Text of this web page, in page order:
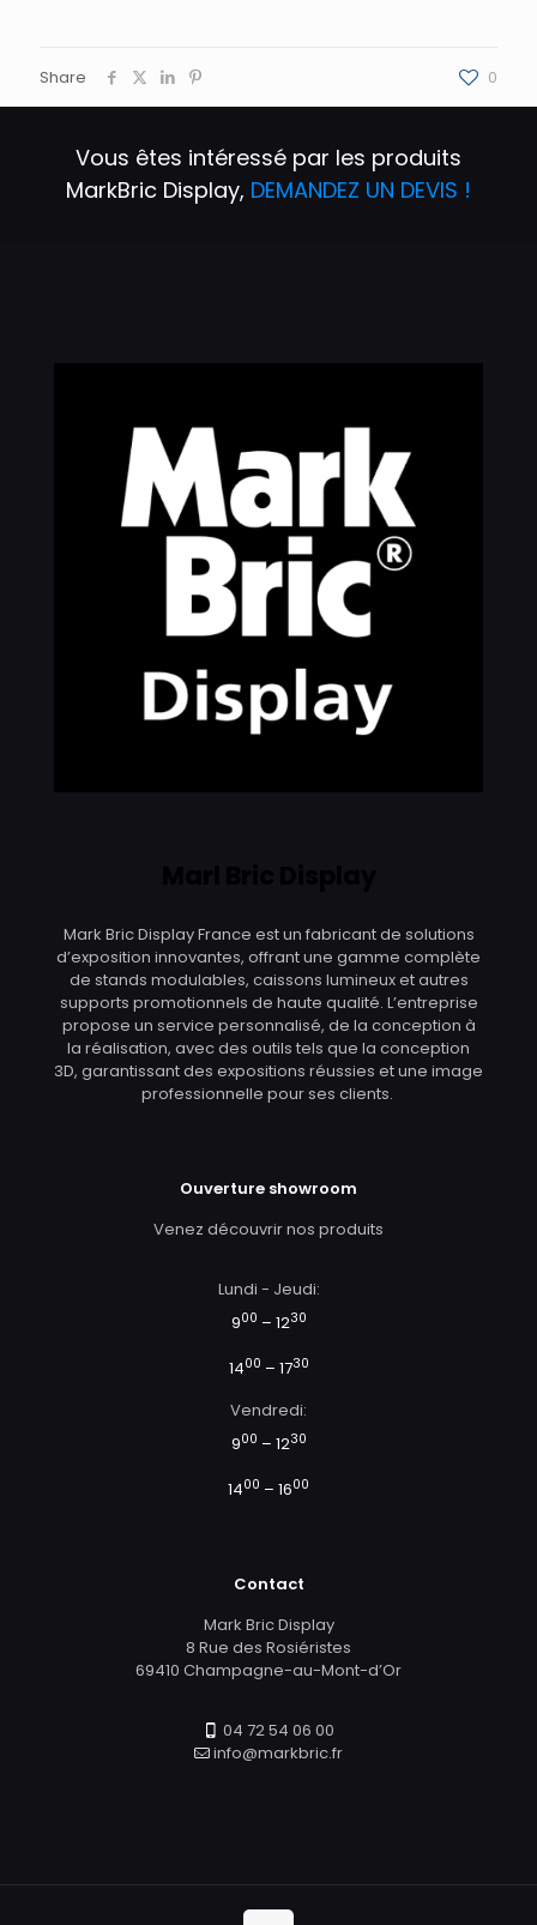
Share 0
Vous êtes intéressé par les produits
MarkBric Display, DEMANDEZ UN DEVIS !
Mark Bric Display France est un fabricant de solutions
d’exposition innovantes, offrant une gamme complète
de stands modulables, caissons lumineux et autres
supports promotionnels de haute qualité. L’entreprise
propose un service personnalisé, de la conception à
la réalisation, avec des outils tels que la conception
3D, garantissant des expositions réussies et une image
professionnelle pour ses clients.
Ouverture showroom
Venez découvrir nos produits
Lundi - Jeudi:
900 – 1230
1400 – 1730
Vendredi:
900 – 1230
1400 – 1600
Contact
Mark Bric Display
8 Rue des Rosiéristes
69410 Champagne-au-Mont-d’Or
04 72 54 06 00
info@markbric.fr